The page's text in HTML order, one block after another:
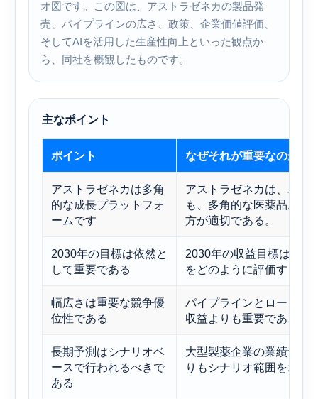
オ図です。この図は、アストラゼネカの製品発
売、パイプラインの広さ、政策、企業価値評価、
そしてAIを活用した生産性向上といった観点​​か
ら、同社を概観したものです。
主なポイント
ポイント なぜそれが重要なのか
アストラゼネカは多角
的な成長プラットフォ
ームです
アストラゼネカは、単一
も、多角的な医薬品成長
方が適切である。
2030年の目標は依然と
して重要である
2030年の収益目標は、
をどのように評価するか
幅広さは重要な競争優
位性である
パイプラインとローンチ
収益よりも重要である。
長期予測はシナリオベ
ースで行われるべきで
ある
大型製薬企業の業績予測
りもシナリオ範囲を示す